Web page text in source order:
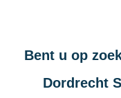
Bent u op
Dordrecht